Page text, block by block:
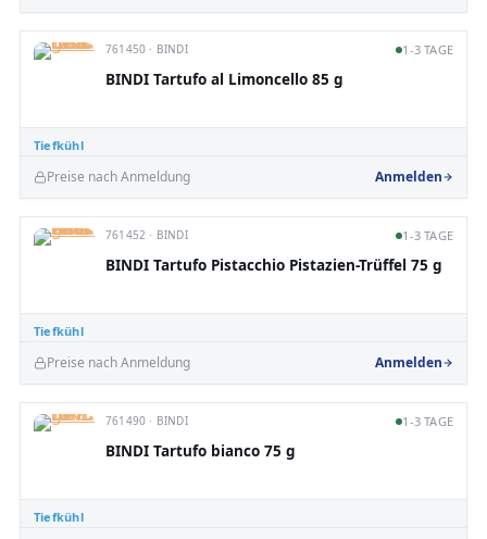
Tiefkühl
761450 · BINDI 1-3 TAGE
BINDI Tartufo al Limoncello 85 g
Preise nach Anmeldung Anmelden
Tiefkühl
761452 · BINDI 1-3 TAGE
BINDI Tartufo Pistacchio Pistazien-Trüffel 75 g
Preise nach Anmeldung Anmelden
Tiefkühl
761490 · BINDI 1-3 TAGE
BINDI Tartufo bianco 75 g